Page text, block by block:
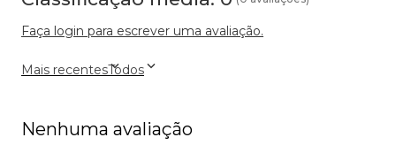
Faça login para escrever uma avaliação.
Mais recentesTodos
Nenhuma avaliação